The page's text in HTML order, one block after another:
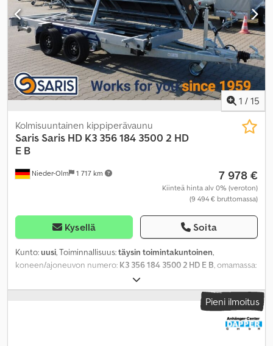
1 / 15
Nieder-Olm 1 717 km
Kolmisuuntainen kippiperävaunu
Saris Saris HD K3 356 184 3500 2 HD
E B
7 978 €
Kiinteä hinta alv 0% (veroton)
(9 494 € bruttomassa)
Kysellä Soita
Kunto:uusi, Toiminnallisuus:täysin toimintakuntoinen,
koneen/ajoneuvon numero: K3 356 184 3500 2 HD E B , omamassa:
, maksimi kuormauspaino:2 358 kg
kg, akselikokoonpano:2 akselia,
Pieni ilmoitus